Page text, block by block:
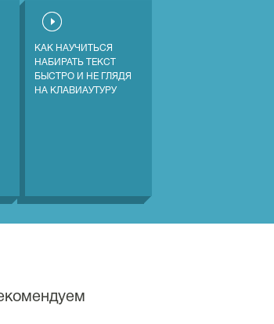
КАК НАУЧИТЬСЯ
НАБИРАТЬ ТЕКСТ
БЫСТРО И НЕ ГЛЯДЯ
НА КЛАВИАУТУРУ